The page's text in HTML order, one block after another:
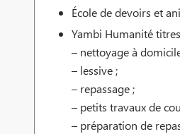
École de devoirs et
Yambi Humanité
– nettoyage à
– lessive ;
– repassage ;
– petits travaux de
– préparation de